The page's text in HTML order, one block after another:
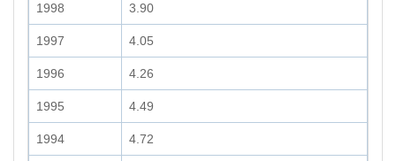
1998 3.90
1997 4.05
1996 4.26
1995 4.49
1994 4.72